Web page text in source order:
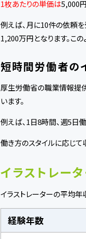
1枚あたりの単価は5,000
例えば、月に10件の依頼
1,200万円となります。こ
短時間労働者の
厚生労働省の職業情報提
います。
例えば、1日8時間、週5日
働き方のスタイルに応じて
イラストレー
イラストレーターの平均年
経験年数